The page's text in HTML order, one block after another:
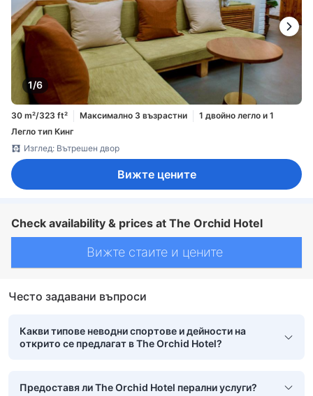
1/6
30 m²/323 ft² Максимално 3 възрастни
1 двойно легло и 1
Легло тип Кинг
Изглед: Вътрешен двор
Вижте цените
Check availability & prices at The Orchid Hotel
Вижте стаите и цените
Често задавани въпроси
Какви типове неводни спортове и дейности на
открито се предлагат в The Orchid Hotel?
Предоставя ли The Orchid Hotel перални услуги?